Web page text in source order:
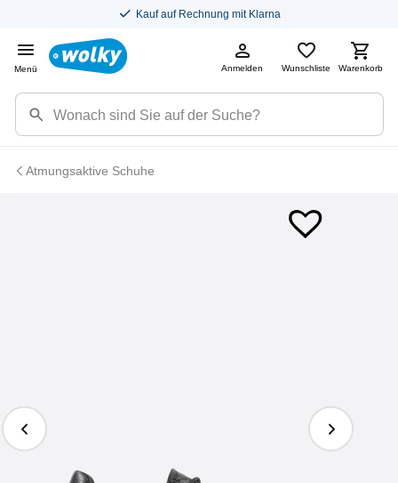
Kauf auf Rechnung mit Klarna
Menü Anmelden Wunschliste Warenkorb
Atmungsaktive Schuhe